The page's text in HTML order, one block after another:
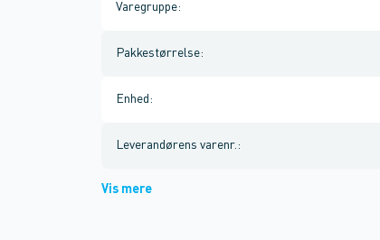
Varegruppe:
Pakkestørrelse:
Enhed :
Leverandørens varenr. :
Vis mere